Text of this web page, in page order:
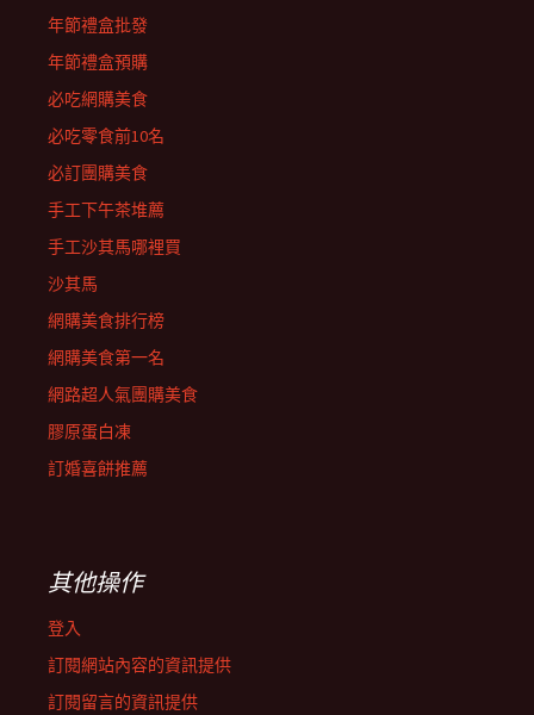
年節禮盒批發
年節禮盒預購
必吃網購美食
必吃零食前10名
必訂團購美食
手工下午茶堆薦
手工沙其馬哪裡買
沙其馬
網購美食排行榜
網購美食第一名
網路超人氣團購美食
膠原蛋白凍
訂婚喜餅推薦
其他操作
登入
訂閱網站內容的資訊提供
訂閱留言的資訊提供